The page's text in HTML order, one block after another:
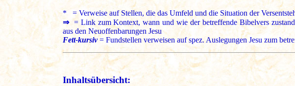
* = Verweise auf Stellen, die das Umfeld und die Situation der
⇒= Link zum Kontext, wann und wie der betreffende Bibelvers
aus den Neuoffenbarungen Jesu
Fett-kursiv= Fundstellen verweisen auf spez. Auslegungen Jesu zum
Inhaltsübersicht: